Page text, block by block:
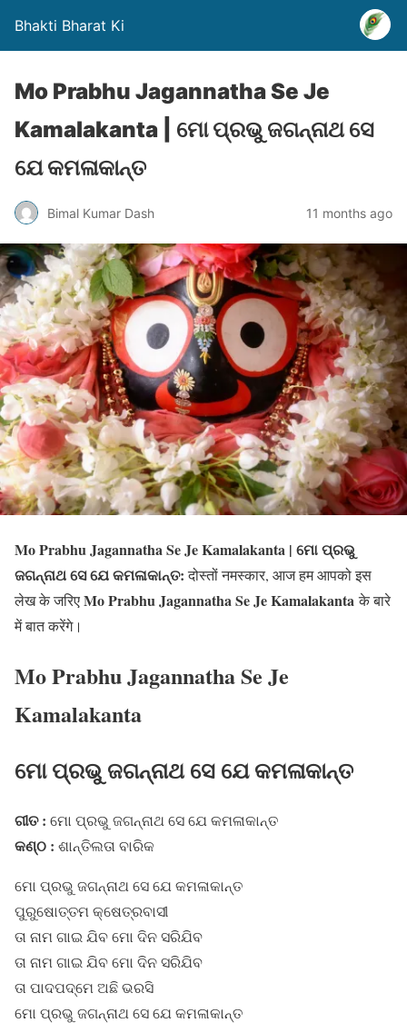
Bhakti Bharat Ki
Mo Prabhu Jagannatha Se Je
Kamalakanta | ମୋ ପ୍ରଭୁ ଜଗନ୍ନାଥ ସେ
ଯେ କମଳାକାନ୍ତ
Bimal Kumar Dash 11 months ago
Mo Prabhu Jagannatha Se Je Kamalakanta | ମୋ ପ୍ରଭୁ
ଜଗନ୍ନାଥ ସେ ଯେ କମଳାକାନ୍ତ:दोस्तों नमस्कार, आज हम आपको इस
लेख के जरिएMo Prabhu Jagannatha Se Je Kamalakantaके बारे
में बात करेंगे।
Mo Prabhu Jagannatha Se Je
Kamalakanta
ମୋ ପ୍ରଭୁ ଜଗନ୍ନାଥ ସେ ଯେ କମଳାକାନ୍ତ
ଗୀତ : ମୋ ପ୍ରଭୁ ଜଗନ୍ନାଥ ସେ ଯେ କମଳାକାନ୍ତ
କଣ୍ଠ : ଶାନ୍ତିଲତା ବାରିକ
ମୋ ପ୍ରଭୁ ଜଗନ୍ନାଥ ସେ ଯେ କମଳାକାନ୍ତ
ପୁରୁଷୋତ୍ତମ କ୍ଷେତ୍ରବାସୀ
ତା ନାମ ଗାଇ ଯିବ ମୋ ଦିନ ସରିଯିବ
ତା ନାମ ଗାଇ ଯିବ ମୋ ଦିନ ସରିଯିବ
ତା ପାଦପଦ୍ମେ ଅଛି ଭରସି
ମୋ ପ୍ରଭୁ ଜଗନ୍ନାଥ ସେ ଯେ କମଳାକାନ୍ତ